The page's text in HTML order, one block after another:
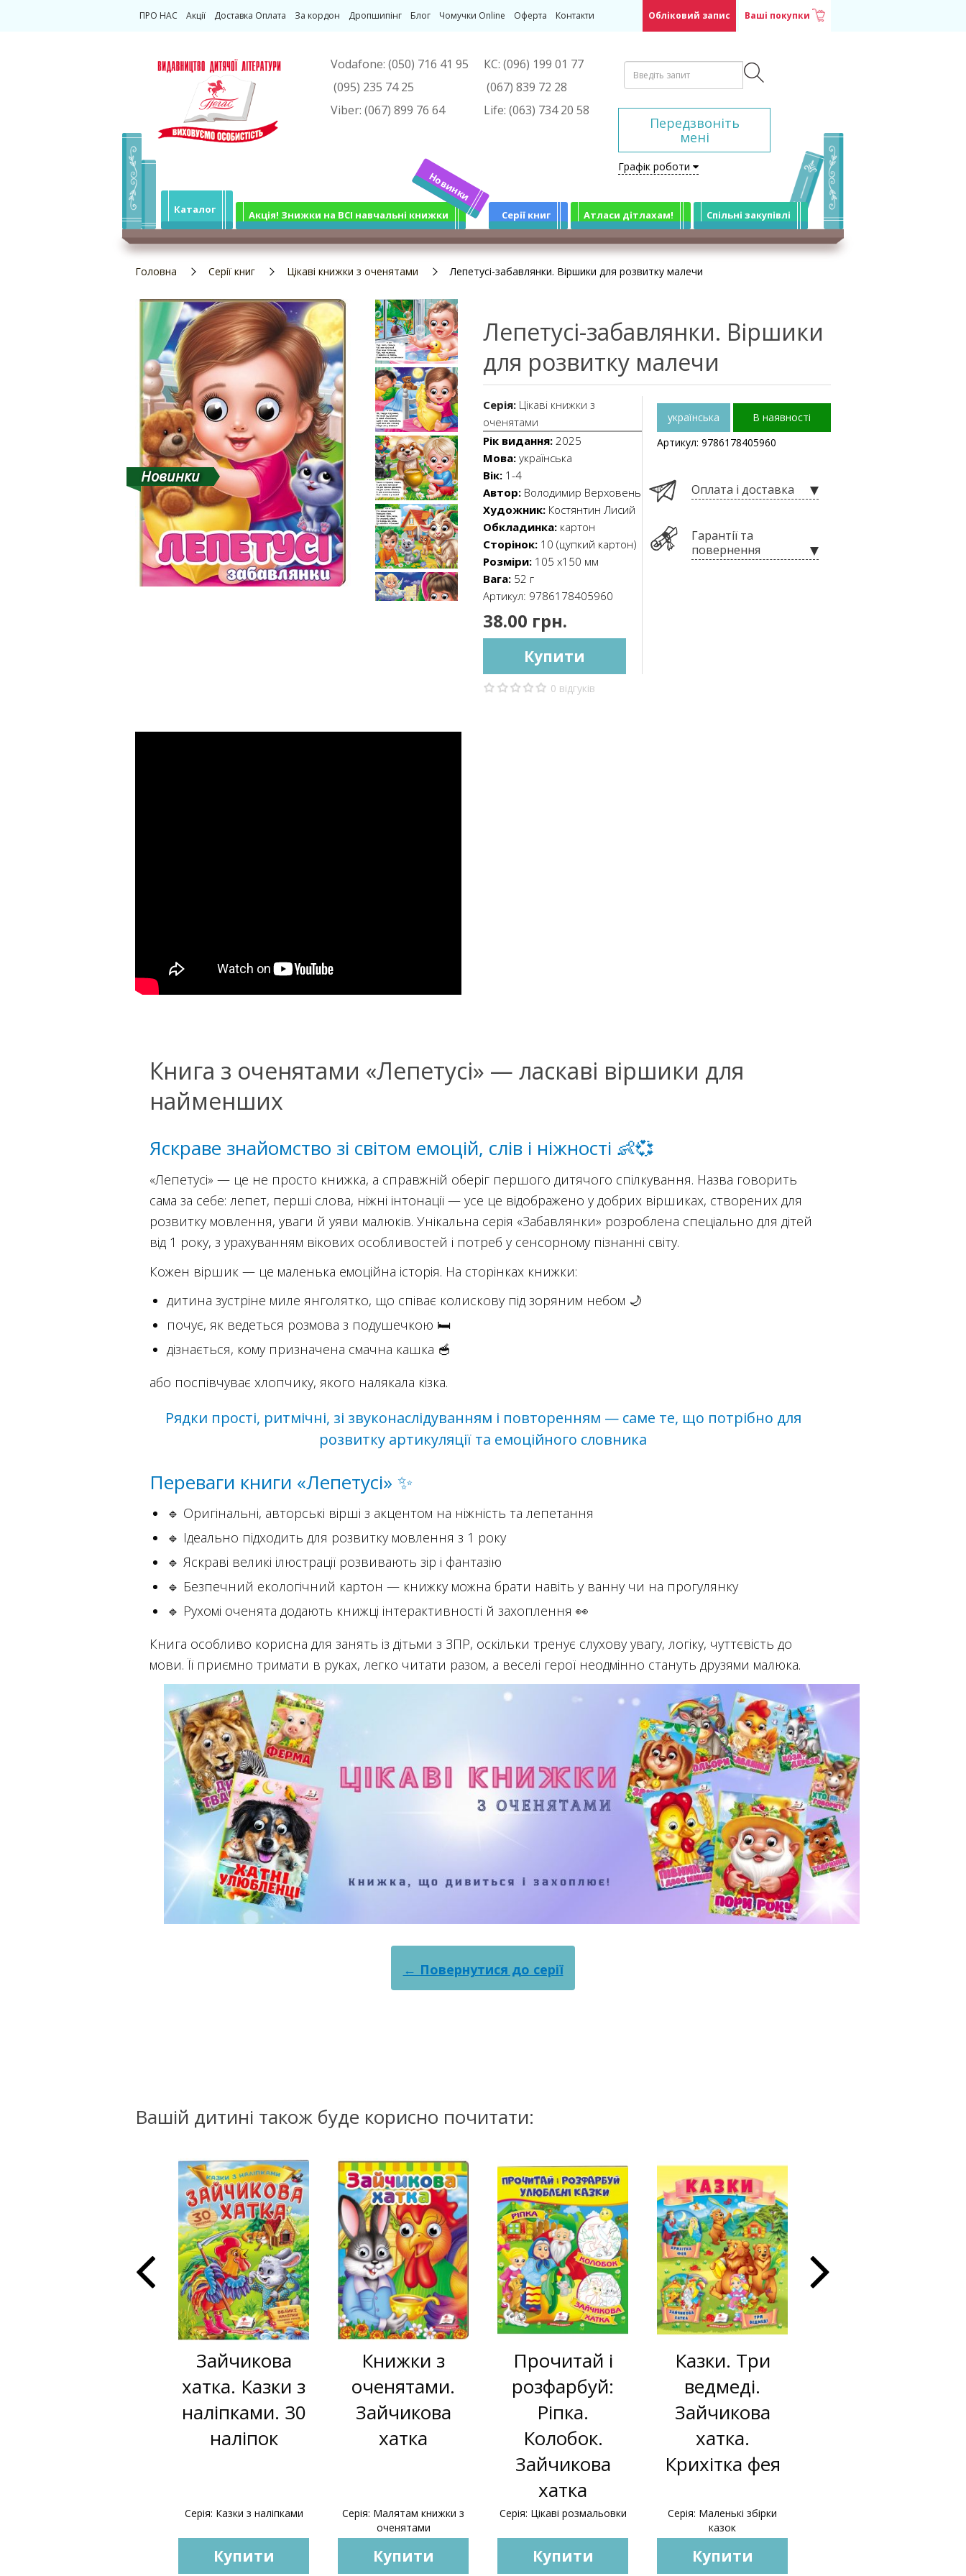
ПРО НАС Акції Доставка Оплата За кордон Дропшипінг Блог Чомучки Online Оферта Контакти Обліковий запис Ваші покупки
Vodafone: (050) 716 41 95
(095) 235 74 25
Viber: (067) 899 76 64
КС: (096) 199 01 77
(067) 839 72 28
Life: (063) 734 20 58
Передзвоніть
мені
Графік роботи
Каталог Акція! Знижки на ВСІ навчальні книжки
Новинки
Серії книг Атласи дітлахам! Спільні закупівлі
Головна Серії книг Цікаві книжки з оченятами Лепетусі-забавлянки. Віршики для розвитку малечи
Новинки
Лепетусі-забавлянки. Віршики
для розвитку малечи
Серія: Цікаві книжки з
оченятами
Рік видання: 2025
Мова: українська
Вік: 1-4
Автор: Володимир Верховень
Художник: Костянтин Лисий
Обкладинка: картон
Сторінок: 10 (цупкий картон)
Розміри: 105 х150 мм
Вага: 52 г
Артикул: 9786178405960
38.00 грн.
Купити
0 відгуків
українська
В наявності
Артикул: 9786178405960
Оплата і доставка
Гарантії та
повернення
Книга з оченятами «Лепетусі» — ласкаві віршики для
найменших
Яскраве знайомство зі світом емоцій, слів і ніжності 👶💞
«Лепетусі» — це не просто книжка, а справжній оберіг першого дитячого спілкування. Назва говорить
сама за себе: лепет, перші слова, ніжні інтонації — усе це відображено у добрих віршиках, створених для
розвитку мовлення, уваги й уяви малюків. Унікальна серія «Забавлянки» розроблена спеціально для дітей
від 1 року, з урахуванням вікових особливостей і потреб у сенсорному пізнанні світу.
Кожен віршик — це маленька емоційна історія. На сторінках книжки:
дитина зустріне миле янголятко, що співає колискову під зоряним небом 🌙
почує, як ведеться розмова з подушечкою 🛏️
дізнається, кому призначена смачна кашка 🥣
або поспівчуває хлопчику, якого налякала кізка.
Рядки прості, ритмічні, зі звуконаслідуванням і повторенням — саме те, що потрібно для
розвитку артикуляції та емоційного словника
Переваги книги «Лепетусі» ✨
🔹 Оригінальні, авторські вірші з акцентом на ніжність та лепетання
🔹 Ідеально підходить для розвитку мовлення з 1 року
🔹 Яскраві великі ілюстрації розвивають зір і фантазію
🔹 Безпечний екологічний картон — книжку можна брати навіть у ванну чи на прогулянку
🔹 Рухомі оченята додають книжці інтерактивності й захоплення 👀
Книга особливо корисна для занять із дітьми з ЗПР, оскільки тренує слухову увагу, логіку, чуттєвість до
мови. Її приємно тримати в руках, легко читати разом, а веселі герої неодмінно стануть друзями малюка.
← Повернутися до серії
Вашій дитині також буде корисно почитати:
Зайчикова
хатка. Казки з
наліпками. 30
наліпок
Серія: Казки з наліпками
Купити
Книжки з
оченятами.
Зайчикова
хатка
Серія: Малятам книжки з
оченятами
Купити
Прочитай і
розфарбуй:
Ріпка.
Колобок.
Зайчикова
хатка
Серія: Цікаві розмальовки
Купити
Казки. Три
ведмеді.
Зайчикова
хатка.
Крихітка фея
Серія: Маленькі збірки
казок
Купити